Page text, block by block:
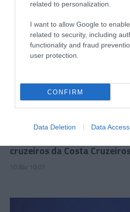
related to personalization.
I want to allow Google to
related to security, including
functionality and fraud
user protection.
CONFIRM
Data Deletion Data Access
cruzeiros da Costa
10 Abr 10:07